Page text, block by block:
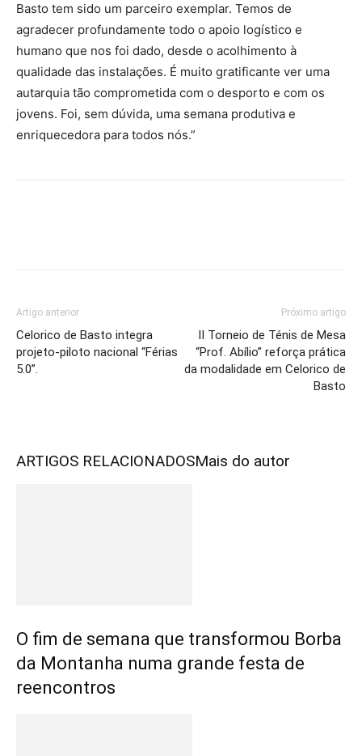
Basto tem sido um parceiro exemplar. Temos de
agradecer profundamente todo o apoio logístico e
humano que nos foi dado, desde o acolhimento à
qualidade das instalações. É muito gratificante ver uma
autarquia tão comprometida com o desporto e com os
jovens. Foi, sem dúvida, uma semana produtiva e
enriquecedora para todos nós.”
Artigo anterior
Celorico de Basto integra
projeto-piloto nacional “Férias
5.0”.
Próximo artigo
II Torneio de Ténis de Mesa
“Prof. Abílio” reforça prática
da modalidade em Celorico de
Basto
ARTIGOS RELACIONADOSMais do autor
O fim de semana que transformou Borba
da Montanha numa grande festa de
reencontros